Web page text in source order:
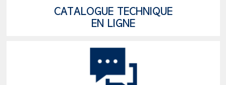
CATALOGUE TECHNIQUE
EN LIGNE